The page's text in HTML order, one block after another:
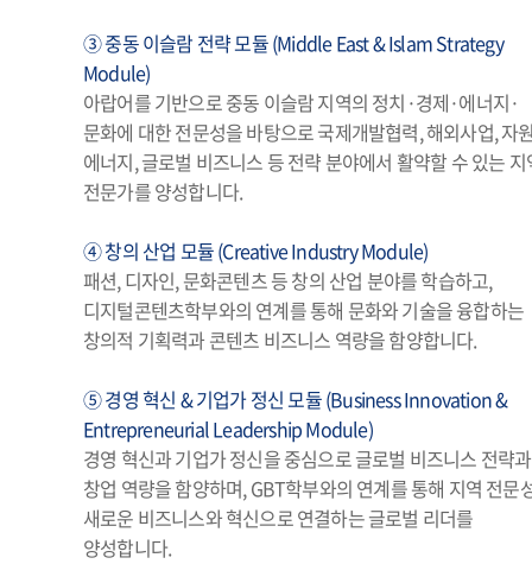
③ 중동 이슬람 전략 모듈 (Middle East & Islam Strategy
Module)
아랍어를 기반으로 중동 이슬람 지역의 정치·경제·에너지·
문화에 대한 전문성을 바탕으로 국제개발협력, 해외사업, 자
에너지, 글로벌 비즈니스 등 전략 분야에서 활약할 수 있는 지
전문가를 양성합니다.
④ 창의 산업 모듈 (Creative Industry Module)
패션, 디자인, 문화콘텐츠 등 창의 산업 분야를 학습하고,
디지털콘텐츠학부와의 연계를 통해 문화와 기술을 융합하는
창의적 기획력과 콘텐츠 비즈니스 역량을 함양합니다.
⑤ 경영 혁신 & 기업가 정신 모듈 (Business Innovation &
Entrepreneurial Leadership Module)
경영 혁신과 기업가 정신을 중심으로 글로벌 비즈니스 전략과
창업 역량을 함양하며, GBT학부와의 연계를 통해 지역 전문
새로운 비즈니스와 혁신으로 연결하는 글로벌 리더를
양성합니다.